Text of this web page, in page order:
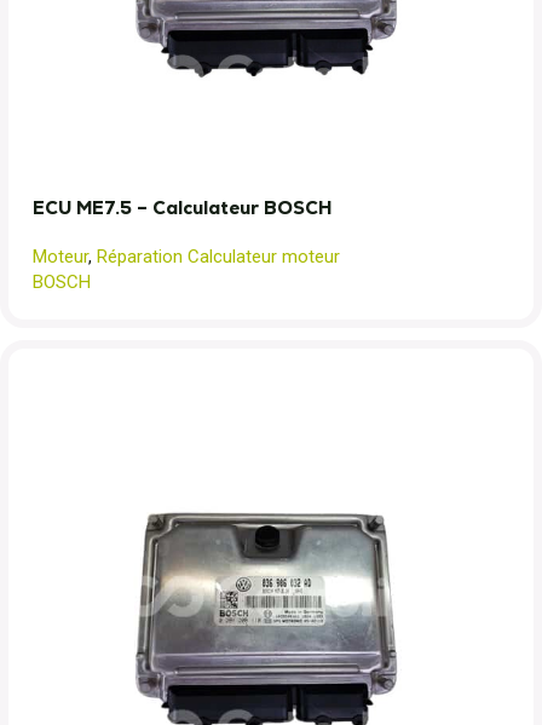
ECU ME7.5 – Calculateur BOSCH
Moteur, Réparation Calculateur moteur
BOSCH